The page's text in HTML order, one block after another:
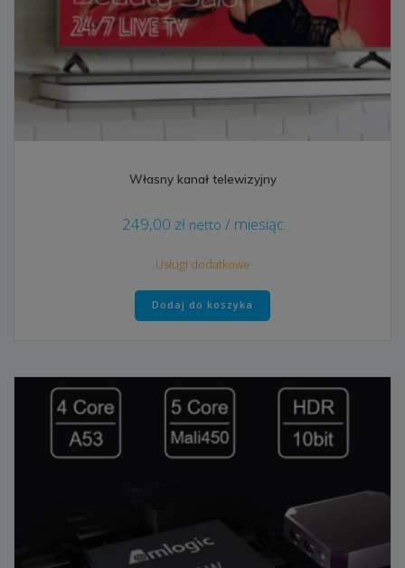
Własny kanał telewizyjny
249,00 zł netto / miesiąc
Usługi dodatkowe
Dodaj do koszyka